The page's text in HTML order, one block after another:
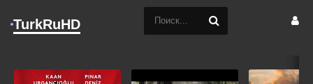
TurkRuHD